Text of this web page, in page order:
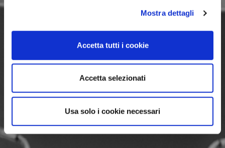
Mostra dettagli
Accetta tutti i cookie
Accetta selezionati
Usa solo i cookie necessari